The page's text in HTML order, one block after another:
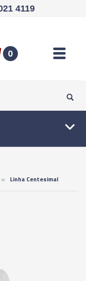
4119
0 Toggle
» Linha Centesimal